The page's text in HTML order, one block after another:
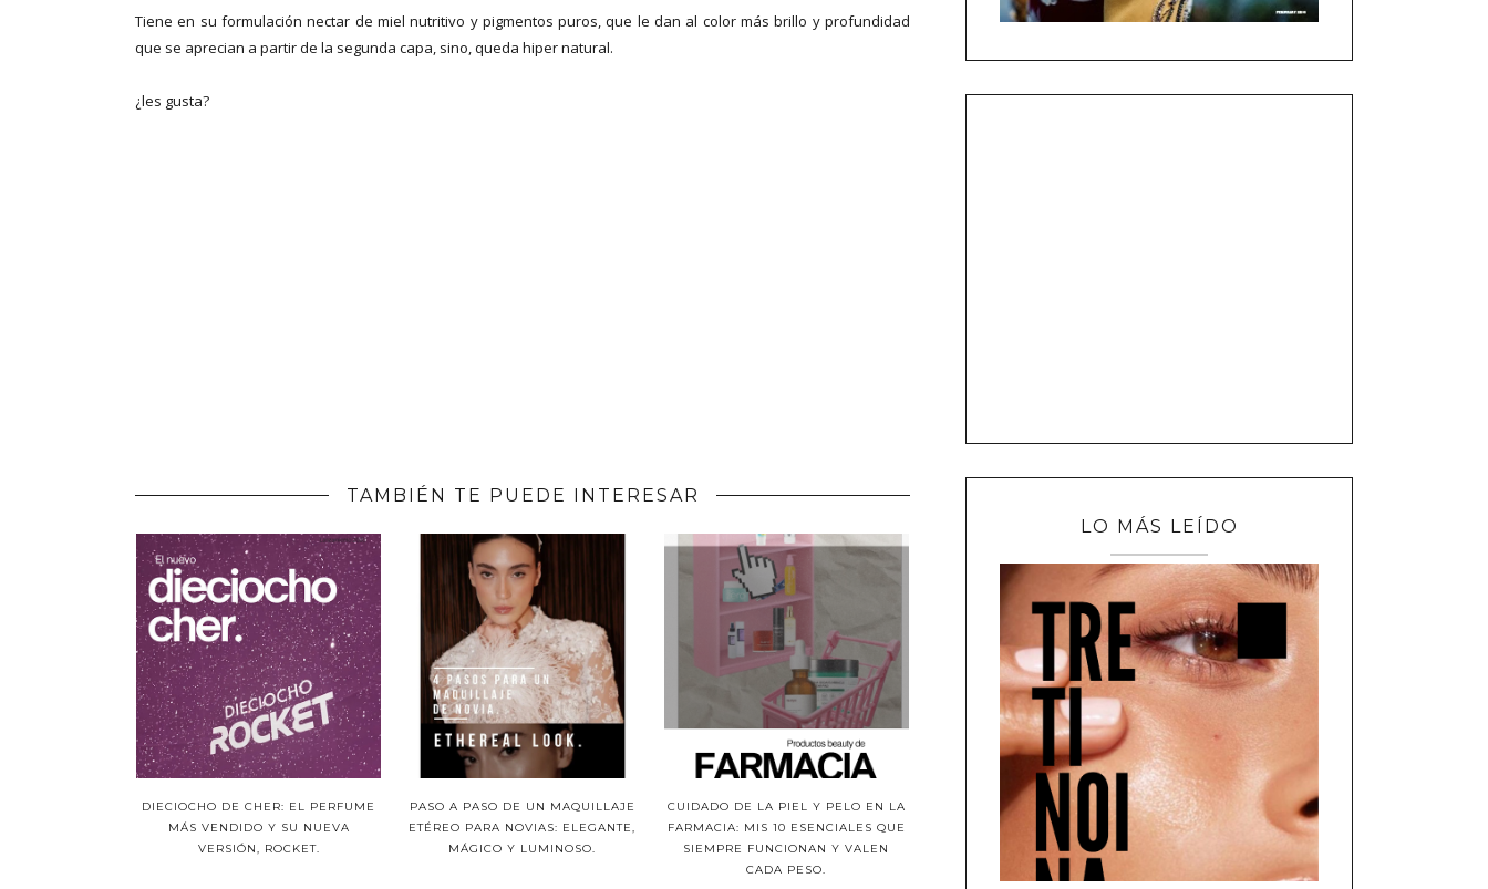
Tiene en su formulación nectar de miel nutritivo y pigmentos puros, que le dan al color más brillo y profundidad
que se aprecian a partir de la segunda capa, sino, queda hiper natural.
¿les gusta?
TAMBIÉN TE PUEDE INTERESAR
DIECIOCHO DE CHER: EL PERFUME
MÁS VENDIDO Y SU NUEVA
VERSIÓN, ROCKET.
PASO A PASO DE UN MAQUILLAJE
ETÉREO PARA NOVIAS: ELEGANTE,
MÁGICO Y LUMINOSO.
CUIDADO DE LA PIEL Y PELO EN LA
FARMACIA: MIS 10 ESENCIALES QUE
SIEMPRE FUNCIONAN Y VALEN
CADA PESO.
LO MÁS LEÍDO